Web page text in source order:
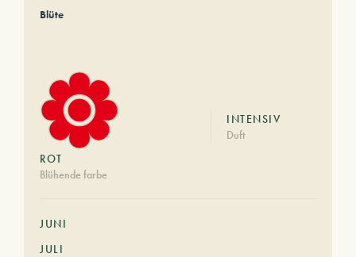
Blüte
ROT
Blühende farbe
INTENSIV
Duft
JUNI
JULI